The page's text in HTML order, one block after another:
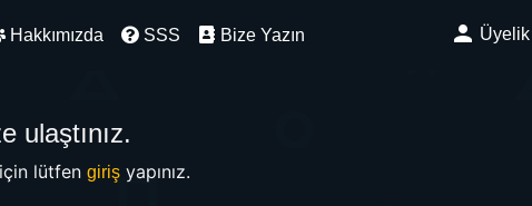
Hakkımızda SSS Bize Yazın Üyelik
ulaştınız.
lütfen girişyapınız.